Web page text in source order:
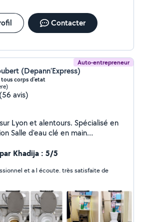
Contacter
Auto-entrepreneur
(Depann’Express)
tous corps d'etat
(56 avis)
Lyon et alentours. Spécialisé en
eau Devis + déplacement gratuits
Khadija : 5/5
et a l écoute. très satisfaite de